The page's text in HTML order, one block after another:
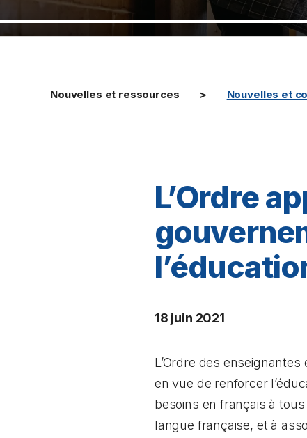
Nouvelles et ressources Nouvelles et
L’Ordre
18 juin 2021
L’Ordre des
en vue de renforcer
besoins en français à
langue française, et à